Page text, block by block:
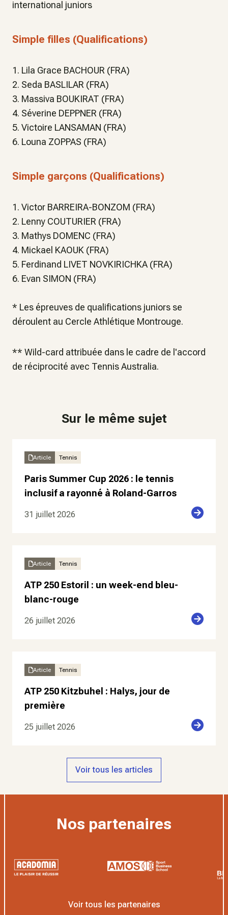
international juniors
Simple filles (Qualifications)
1. Lila Grace BACHOUR (FRA)
2. Seda BASLILAR (FRA)
3. Massiva BOUKIRAT (FRA)
4. Séverine DEPPNER (FRA)
5. Victoire LANSAMAN (FRA)
6. Louna ZOPPAS (FRA)
Simple garçons (Qualifications)
1. Victor BARREIRA-BONZOM (FRA)
2. Lenny COUTURIER (FRA)
3. Mathys DOMENC (FRA)
4. Mickael KAOUK (FRA)
5. Ferdinand LIVET NOVKIRICHKA (FRA)
6. Evan SIMON (FRA)
* Les épreuves de qualifications juniors se
déroulent au Cercle Athlétique Montrouge.
** Wild-card attribuée dans le cadre de l'accord
de réciprocité avec Tennis Australia.
Sur le même sujet
Article Tennis
Paris Summer Cup 2026 : le tennis
inclusif a rayonné à Roland-Garros
31 juillet 2026
Article Tennis
ATP 250 Estoril : un week-end bleu-
blanc-rouge
26 juillet 2026
Article Tennis
ATP 250 Kitzbuhel : Halys, jour de
première
25 juillet 2026
Voir tous les articles
Nos partenaires
Voir tous les partenaires